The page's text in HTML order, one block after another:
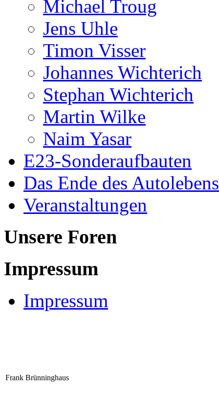
Michael Troug
Jens Uhle
Timon Visser
Johannes Wichterich
Stephan Wichterich
Martin Wilke
Naim Yasar
E23-Sonderaufbauten
Das Ende des Autolebens
Veranstaltungen
Unsere Foren
Impressum
Impressum
Frank Brünninghaus